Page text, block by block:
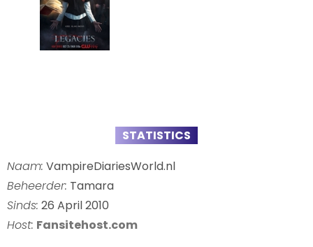
STATISTICS
Naam: VampireDiariesWorld.nl
Beheerder: Tamara
Sinds: 26 April 2010
Host: Fansitehost.com